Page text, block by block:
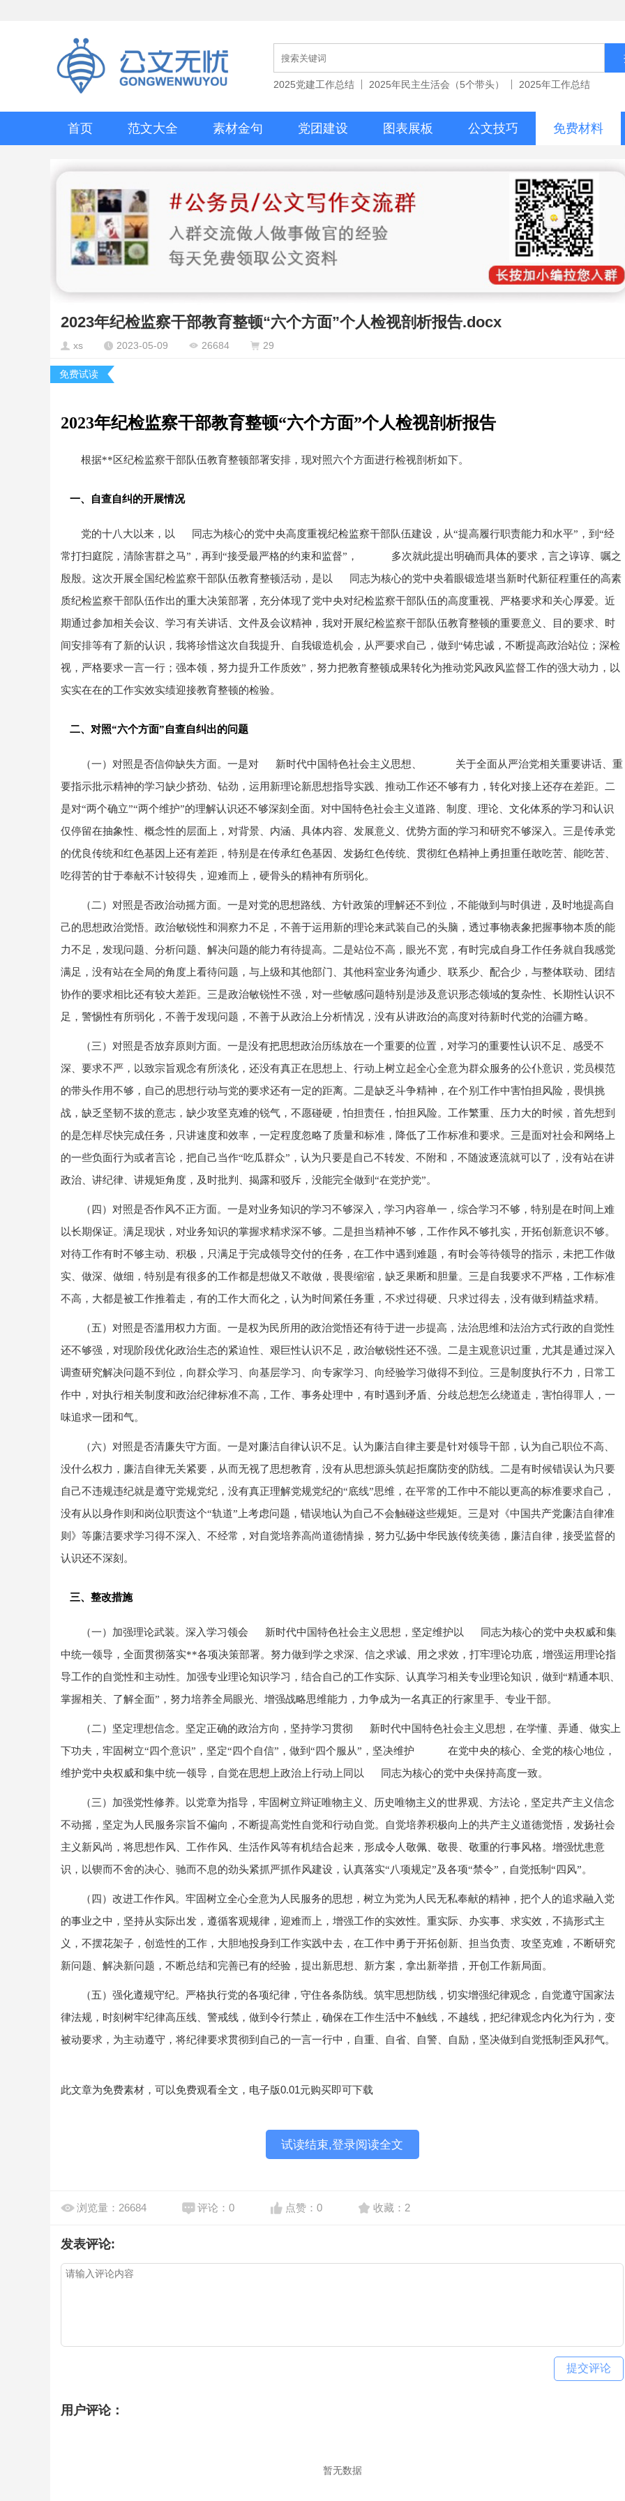
2025党建工作总结 2025年民主生活会（5个带头） 2025年工作总结
首页 范文大全 素材金句 党团建设 图表展板 公文技巧 免费材料
2023年纪检监察干部教育整顿“六个方面”个人检视剖析报告.docx
xs 2023-05-09 26684 29
免费试读
2023年纪检监察干部教育整顿“六个方面”个人检视剖析报告
根据**区纪检监察干部队伍教育整顿部署安排，现对照六个方面进行检视剖析如下。
一、自查自纠的开展情况
党的十八大以来，以 同志为核心的党中央高度重视纪检监察干部队伍建设，从“提高履行职责能力和水平”，到“经
常打扫庭院，清除害群之马”，再到“接受最严格的约束和监督”， 多次就此提出明确而具体的要求，言之谆谆、嘱之
殷殷。这次开展全国纪检监察干部队伍教育整顿活动，是以 同志为核心的党中央着眼锻造堪当新时代新征程重任的高素
质纪检监察干部队伍作出的重大决策部署，充分体现了党中央对纪检监察干部队伍的高度重视、严格要求和关心厚爱。近
期通过参加相关会议、学习有关讲话、文件及会议精神，我对开展纪检监察干部队伍教育整顿的重要意义、目的要求、时
间安排等有了新的认识，我将珍惜这次自我提升、自我锻造机会，从严要求自己，做到“铸忠诚，不断提高政治站位；深检
视，严格要求一言一行；强本领，努力提升工作质效”，努力把教育整顿成果转化为推动党风政风监督工作的强大动力，以
实实在在的工作实效实绩迎接教育整顿的检验。
二、对照“六个方面”自查自纠出的问题
（一）对照是否信仰缺失方面。 一是对 新时代中国特色社会主义思想、 关于全面从严治党相关重要讲话、重
要指示批示精神的学习缺少挤劲、钻劲，运用新理论新思想指导实践、推动工作还不够有力，转化对接上还存在差距。二
是对“两个确立”“两个维护”的理解认识还不够深刻全面。对中国特色社会主义道路、制度、理论、文化体系的学习和认识
仅停留在抽象性、概念性的层面上，对背景、内涵、具体内容、发展意义、优势方面的学习和研究不够深入。三是传承党
的优良传统和红色基因上还有差距，特别是在传承红色基因、发扬红色传统、贯彻红色精神上勇担重任敢吃苦、能吃苦、
吃得苦的甘于奉献不计较得失，迎难而上，硬骨头的精神有所弱化。
（二）对照是否政治动摇方面。 一是对党的思想路线、方针政策的理解还不到位，不能做到与时俱进，及时地提高自
己的思想政治觉悟。政治敏锐性和洞察力不足，不善于运用新的理论来武装自己的头脑，透过事物表象把握事物本质的能
力不足，发现问题、分析问题、解决问题的能力有待提高。二是站位不高，眼光不宽，有时完成自身工作任务就自我感觉
满足，没有站在全局的角度上看待问题，与上级和其他部门、其他科室业务沟通少、联系少、配合少，与整体联动、团结
协作的要求相比还有较大差距。三是政治敏锐性不强，对一些敏感问题特别是涉及意识形态领域的复杂性、长期性认识不
足，警惕性有所弱化，不善于发现问题，不善于从政治上分析情况，没有从讲政治的高度对待新时代党的治疆方略。
（三）对照是否放弃原则方面。 一是没有把思想政治历练放在一个重要的位置，对学习的重要性认识不足、感受不
深、要求不严，以致宗旨观念有所淡化，还没有真正在思想上、行动上树立起全心全意为群众服务的公仆意识，党员模范
的带头作用不够，自己的思想行动与党的要求还有一定的距离。二是缺乏斗争精神，在个别工作中害怕担风险，畏惧挑
战，缺乏坚韧不拔的意志，缺少攻坚克难的锐气，不愿碰硬，怕担责任，怕担风险。工作繁重、压力大的时候，首先想到
的是怎样尽快完成任务，只讲速度和效率，一定程度忽略了质量和标准，降低了工作标准和要求。三是面对社会和网络上
的一些负面行为或者言论，把自己当作“吃瓜群众”，认为只要是自己不转发、不附和，不随波逐流就可以了，没有站在讲
政治、讲纪律、讲规矩角度，及时批判、揭露和驳斥，没能完全做到“在党护党”。
（四）对照是否作风不正方面。 一是对业务知识的学习不够深入，学习内容单一，综合学习不够，特别是在时间上难
以长期保证。满足现状，对业务知识的掌握求精求深不够。二是担当精神不够，工作作风不够扎实，开拓创新意识不够。
对待工作有时不够主动、积极，只满足于完成领导交付的任务，在工作中遇到难题，有时会等待领导的指示，未把工作做
实、做深、做细，特别是有很多的工作都是想做又不敢做，畏畏缩缩，缺乏果断和胆量。三是自我要求不严格，工作标准
不高，大都是被工作推着走，有的工作大而化之，认为时间紧任务重，不求过得硬、只求过得去，没有做到精益求精。
（五）对照是否滥用权力方面。 一是权为民所用的政治觉悟还有待于进一步提高，法治思维和法治方式行政的自觉性
还不够强，对现阶段优化政治生态的紧迫性、艰巨性认识不足，政治敏锐性还不强。二是主观意识过重，尤其是通过深入
调查研究解决问题不到位，向群众学习、向基层学习、向专家学习、向经验学习做得不到位。三是制度执行不力，日常工
作中，对执行相关制度和政治纪律标准不高，工作、事务处理中，有时遇到矛盾、分歧总想怎么绕道走，害怕得罪人，一
味追求一团和气。
（六）对照是否清廉失守方面。 一是对廉洁自律认识不足。认为廉洁自律主要是针对领导干部，认为自己职位不高、
没什么权力，廉洁自律无关紧要，从而无视了思想教育，没有从思想源头筑起拒腐防变的防线。二是有时候错误认为只要
自己不违规违纪就是遵守党规党纪，没有真正理解党规党纪的“底线”思维，在平常的工作中不能以更高的标准要求自己，
没有从以身作则和岗位职责这个“轨道”上考虑问题，错误地认为自己不会触碰这些规矩。三是对《中国共产党廉洁自律准
则》等廉洁要求学习得不深入、不经常，对自觉培养高尚道德情操，努力弘扬中华民族传统美德，廉洁自律，接受监督的
认识还不深刻。
三、整改措施
（一）加强理论武装。 深入学习领会 新时代中国特色社会主义思想，坚定维护以 同志为核心的党中央权威和集
中统一领导，全面贯彻落实**各项决策部署。努力做到学之求深、信之求诚、用之求效，打牢理论功底，增强运用理论指
导工作的自觉性和主动性。加强专业理论知识学习，结合自己的工作实际、认真学习相关专业理论知识，做到“精通本职、
掌握相关、了解全面”，努力培养全局眼光、增强战略思维能力，力争成为一名真正的行家里手、专业干部。
（二）坚定理想信念。 坚定正确的政治方向，坚持学习贯彻 新时代中国特色社会主义思想，在学懂、弄通、做实上
下功夫，牢固树立“四个意识”，坚定“四个自信”，做到“四个服从”，坚决维护 在党中央的核心、全党的核心地位，
维护党中央权威和集中统一领导，自觉在思想上政治上行动上同以 同志为核心的党中央保持高度一致。
（三）加强党性修养。
以党章为指导，牢固树立辩证唯物主义、历史唯物主义的世界观、方法论，坚定共产主义信念
不动摇，坚定为人民服务宗旨不偏向，不断提高党性自觉和行动自觉。自觉培养积极向上的共产主义道德觉悟，发扬社会
主义新风尚，将思想作风、工作作风、生活作风等有机结合起来，形成令人敬佩、敬畏、敬重的行事风格。增强忧患意
识，以锲而不舍的决心、驰而不息的劲头紧抓严抓作风建设，认真落实“八项规定”及各项“禁令”，自觉抵制“四风”。
（四）改进工作作风。牢固树立全心全意为人民服务的思想，树立为党为人民无私奉献的精神，把个人的追求融入党
的事业之中，坚持从实际出发，遵循客观规律，迎难而上，增强工作的实效性。重实际、办实事、求实效，不搞形式主
义，不摆花架子，创造性的工作，大胆地投身到工作实践中去，在工作中勇于开拓创新、担当负责、攻坚克难，不断研究
新问题、解决新问题，不断总结和完善已有的经验，提出新思想、新方案，拿出新举措，开创工作新局面。
（五）强化遵规守纪。严格执行党的各项纪律，守住各条防线。筑牢思想防线，切实增强纪律观念，自觉遵守国家法
律法规，时刻树牢纪律高压线、警戒线，做到令行禁止，确保在工作生活中不触线，不越线，把纪律观念内化为行为，变
被动要求，为主动遵守，将纪律要求贯彻到自己的一言一行中，自重、自省、自警、自励，坚决做到自觉抵制歪风邪气。
此文章为免费素材，可以免费观看全文，电子版0.01元购买即可下载
试读结束,登录阅读全文
浏览量：26684 评论：0 点赞：0 收藏：2
发表评论:
提交评论
用户评论：
暂无数据